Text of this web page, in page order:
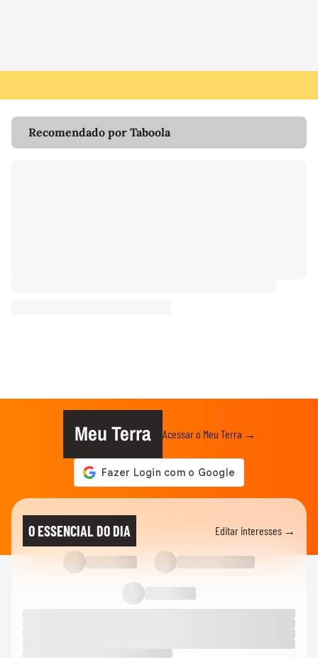
Recomendado por Taboola
Meu Terra Acessar o Meu Terra →
O ESSENCIAL DO DIA Editar interesses →